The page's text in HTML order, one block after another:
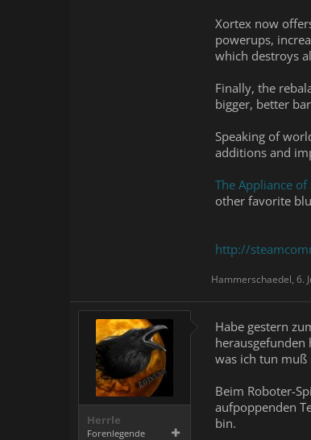
Xortex now
powerups,
which destroys
Finally, the
bigger, better
Speaking of
additions and
The Appliance of
other favorite
http://
Hammerschaedel, 6.
Herrle
Forenlegende
Habe gestern
was ich tun muß
Beim Roboter-
aufpoppenden
bin.